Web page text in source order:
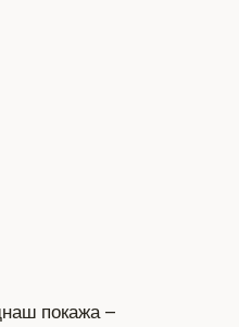
покажа –